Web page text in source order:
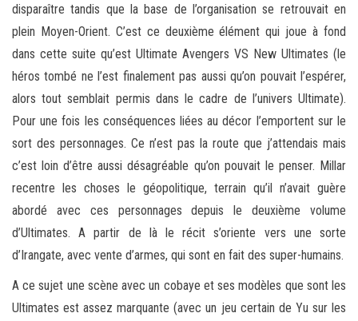
disparaître tandis que la base de l’organisation se retrouvait en
plein Moyen-Orient. C’est ce deuxième élément qui joue à fond
dans cette suite qu’est Ultimate Avengers VS New Ultimates (le
héros tombé ne l’est finalement pas aussi qu’on pouvait l’espérer,
alors tout semblait permis dans le cadre de l’univers Ultimate).
Pour une fois les conséquences liées au décor l’emportent sur le
sort des personnages. Ce n’est pas la route que j’attendais mais
c’est loin d’être aussi désagréable qu’on pouvait le penser. Millar
recentre les choses le géopolitique, terrain qu’il n’avait guère
abordé avec ces personnages depuis le deuxième volume
d’Ultimates. A partir de là le récit s’oriente vers une sorte
d’Irangate, avec vente d’armes, qui sont en fait des super-humains.
A ce sujet une scène avec un cobaye et ses modèles que sont les
Ultimates est assez marquante (avec un jeu certain de Yu sur les